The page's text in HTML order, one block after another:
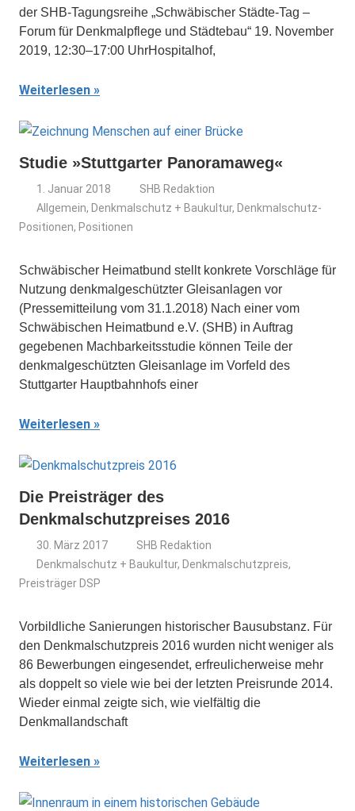
der SHB-Tagungsreihe „Schwäbischer Städte-Tag –
Forum für Denkmalpflege und Städtebau“ 19. November
2019, 12:30–17:00 UhrHospitalhof,
Weiterlesen
Studie »Stuttgarter Panoramaweg«
1. Januar 2018
SHB Redaktion
Allgemein, Denkmalschutz + Baukultur, Denkmalschutz-
Positionen, Positionen
Schwäbischer Heimatbund stellt konkrete Vorschläge für
Nutzung denkmalgeschützter Gleisanlagen vor
(Pressemitteilung vom 31.1.2018) Nach einer vom
Schwäbischen Heimatbund e.V. (SHB) in Auftrag
gegebenen Machbarkeitsstudie können Teile der
denkmalgeschützten Gleisanlage im Vorfeld des
Stuttgarter Hauptbahnhofs einer
Weiterlesen
Die Preisträger des
Denkmalschutzpreises 2016
30. März 2017
SHB Redaktion
Denkmalschutz + Baukultur, Denkmalschutzpreis,
Preisträger DSP
Vorbildliche Sanierungen historischer Bausubstanz. Für
den Denkmalschutzpreis 2016 wurden nicht weniger als
86 Bewerbungen eingesendet, erfreulicherweise mehr
als doppelt so viele wie bei der letzten Preisrunde 2014.
Wieder einmal zeigte sich, wie vielfältig die
Denkmallandschaft
Weiterlesen